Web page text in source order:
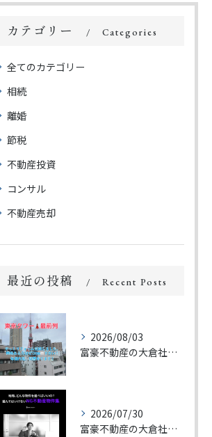
カテゴリー Categories
全てのカテゴリー
相続
離婚
節税
不動産投資
コンサル
不動産売却
最近の投稿 Recent Posts
2026/08/03
富豪不動産の大倉社長です。
2026/07/30
富豪不動産の大倉社長です。